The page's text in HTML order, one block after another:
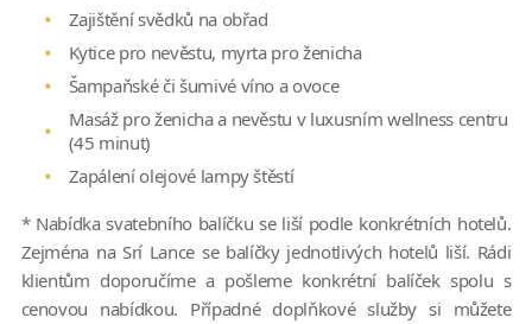
Zajištění svědků na obřad
Kytice pro nevěstu, myrta pro ženicha
Šampaňské či šumivé víno a ovoce
Masáž pro ženicha a nevěstu v luxusním wellness centru
(45 minut)
Zapálení olejové lampy štěstí
* Nabídka svatebního balíčku se liší podle konkrétních hotelů.
Zejména na Srí Lance se balíčky jednotlivých hotelů liší. Rádi
klientům doporučíme a pošleme konkrétní balíček spolu s
cenovou nabídkou. Případné doplňkové služby si můžete